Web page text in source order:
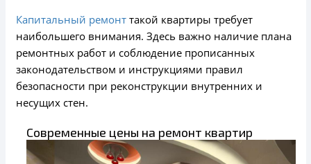
Капитальный ремонттакой квартиры требует
наибольшего внимания. Здесь важно наличие плана
ремонтных работ и соблюдение прописанных
законодательством и инструкциями правил
безопасности при реконструкции внутренних и
несущих стен.
Современные цены на ремонт квартир